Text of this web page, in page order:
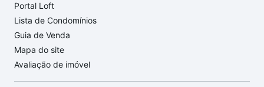
Portal Loft
Lista de Condomínios
Guia de Venda
Mapa do site
Avaliação de imóvel